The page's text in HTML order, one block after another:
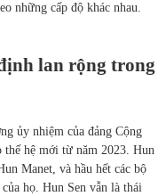
những cấp độ khác nhau.
lan rộng trong
ủy nhiệm của đảng Cộng
thế hệ mới từ năm 2023. Hun
Manet, và hầu hết các bộ
họ. Hun Sen vẫn là thái